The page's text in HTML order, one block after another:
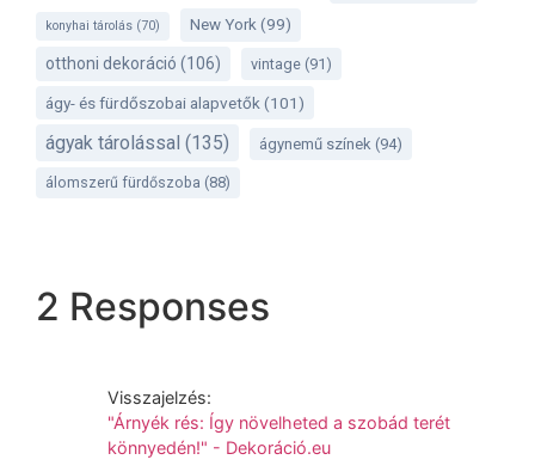
konyhai tárolás (70) New York (99)
otthoni dekoráció (106) vintage (91)
ágy- és fürdőszobai alapvetők (101)
ágyak tárolással (135) ágynemű színek (94)
álomszerű fürdőszoba (88)
2 Responses
Visszajelzés:
"Árnyék rés: Így növelheted a szobád terét
könnyedén!" - Dekoráció.eu